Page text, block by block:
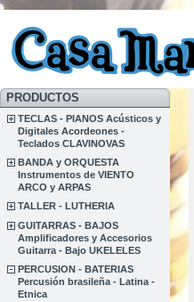
PRODUCTOS
TECLAS - PIANOS Acústicos y
Digitales Acordeones -
Teclados CLAVINOVAS
BANDA y ORQUESTA
Instrumentos de VIENTO
ARCO y ARPAS
TALLER - LUTHERIA
GUITARRAS - BAJOS
Amplificadores y Accesorios
Guitarra - Bajo UKELELES
PERCUSION - BATERIAS
Percusión brasileña - Latina -
Etnica